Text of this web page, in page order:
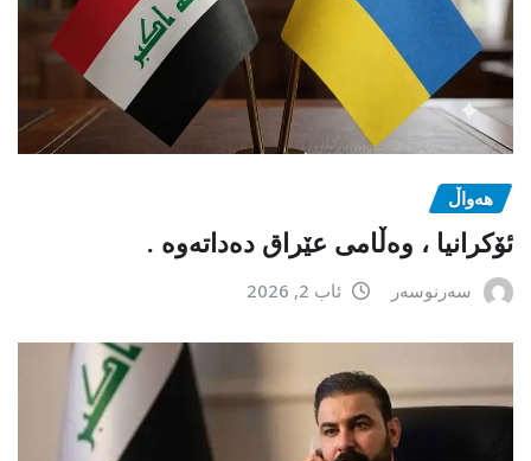
هەواڵ
ئۆکرانیا ، وەڵامی عێراق دەداتەوە .
سەرنوسەر ئاب 2, 2026